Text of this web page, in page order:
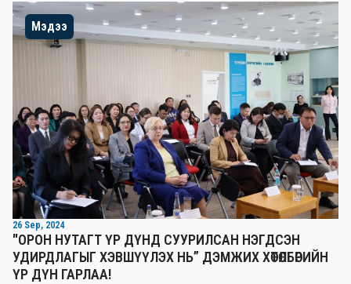
Мэдээ
26 Sep, 2024
"ОРОН НУТАГТ ҮР ДҮНД СУУРИЛСАН НЭГДСЭН
УДИРДЛАГЫГ ХЭВШҮҮЛЭХ НЬ” ДЭМЖИХ ХӨТӨЛБӨРИЙН
ҮР ДҮН ГАРЛАА!